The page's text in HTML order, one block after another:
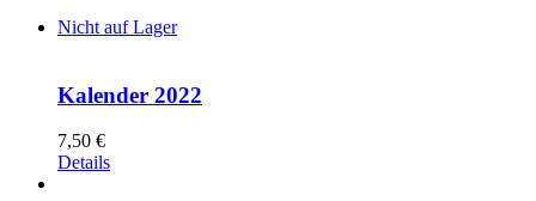
Nicht auf Lager
Kalender 2022
7,50 €
Details